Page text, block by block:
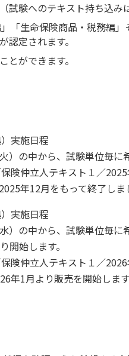
験へのテキスト持ち込み
「生命保険商品・税務編
定されます。
とができます。
実施日程
）の中から、試験単位毎
険仲立人テキスト１／
年12月をもって終了しま
実施日程
）の中から、試験単位毎
開始します。
険仲立人テキスト１／
年1月より販売を開始します